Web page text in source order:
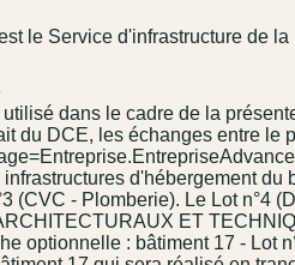
le Service d'infrastructure de
utilisé dans le cadre de la
du DCE, les échanges entre le
d'hébergement du
(CVC - Plomberie). Le Lot n°4
ET
optionnelle : bâtiment 17 - Lot